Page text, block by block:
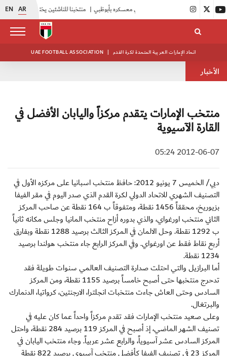
EN AR منتخبنا للناشئين يختتم معسكره الخارجي في صربيا | |
UAE FOOTBALL ASSOCIATION | اتحاد الإمارات العربية المتحدة لكرة القدم
الأخبار
منتخب الإمارات يتقدم مركزاً واليابان الأفضل في
القارة الآسيوية
2012-06-07 05:24
دبي/ الخميس 7 يونيو 2012: حافظ منتخب اسبانيا على مركزه الأول في
التصنيف الشهري للاتحاد الدولي لكرة القدم الذي صدر اليوم في مقر الفيفا
بزيوريخ، محققاً 1456 نقطة، ومتفوقاً ب 164 نقطة عن صاحب المركز
الثاني منتخب اورغواي، والذي بدوره أزاح منتخب المانيا وجلس مكانه ثانياً
ب 1292 نقطة. وحل الالمان في المركز الثالث برصيد 1288 نقطة وبفارق
أربع نقاط فقط عن اورغواي. وفي المركز الرابع جاء منتخب هولندا برصيد
1234 نقطة.
أما البرازيل والتي احتلت صدارة التصنيف العالمي سنوات طويلة فقد
تدحرج منتخبها حتى أصبح خامساً برصيد 1155 نقطة، ومن المركز
السادس وحتى العاش جاءت منتخبات انجلترا، الارجنتين، كرواتيا، الدنمارك
والبرتغال.
وعلى صعيد منتخب الإمارات فقد تقدم مركزاً واحداً عما كان عليه في
تصنيف الشهر الماضي، إذ أصبح في المركز 119 برصيد 284 نقطة، واحتل
المركز السادس عشر آسيوياً، والرابع عشر عربياً. وجاء منتخب اليابان في
المركز 23 في تصنيف الفيفا كأفضل منتخب آسيوي برصيد 822 نقطة